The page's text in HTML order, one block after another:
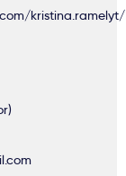
kristina.ramelyt/